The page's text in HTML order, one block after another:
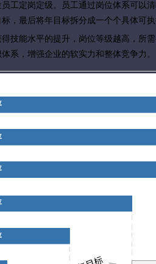
工定岗定级。
员工通过岗位体系可以
，最后将年目标拆分成一个个具体可
技能水平的提升，岗位等级越高，所
系，增强企业的软实力和整体竞争力。